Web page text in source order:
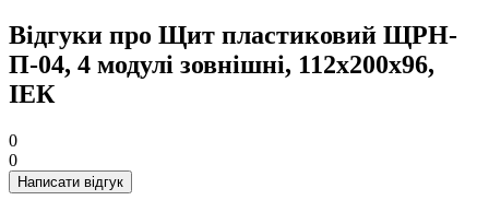
Відгуки про Щит пластиковий ЩРН-
П-04, 4 модулі зовнішні, 112х200х96,
ІЕК
0
0
Написати відгук